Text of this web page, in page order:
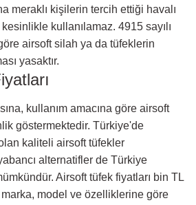
meraklı kişilerin tercih ettiği havalı
kullanılamaz. 4915 sayılı
airsoft silah ya da tüfeklerin
yasaktır.
kullanım amacına göre airsoft
göstermektedir. Türkiye'de
kaliteli airsoft tüfekler
alternatifler de Türkiye
Airsoft tüfek fiyatları bin TL
model ve özelliklerine göre